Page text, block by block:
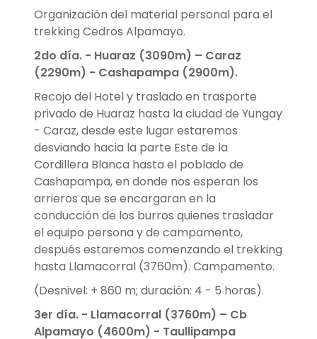
Organización del material personal para el
trekking Cedros Alpamayo.
2do día. - Huaraz (3090m) – Caraz
(2290m) - Cashapampa (2900m).
Recojo del Hotel y traslado en trasporte
privado de Huaraz hasta la ciudad de Yungay
- Caraz, desde este lugar estaremos
desviando hacia la parte Este de la
Cordillera Blanca hasta el poblado de
Cashapampa, en donde nos esperan los
arrieros que se encargaran en la
conducción de los burros quienes trasladar
el equipo persona y de campamento,
después estaremos comenzando el trekking
hasta Llamacorral (3760m). Campamento.
(Desnivel: + 860 m; duración: 4 - 5 horas).
3er día. - Llamacorral (3760m) – Cb
Alpamayo (4600m) - Taullipampa